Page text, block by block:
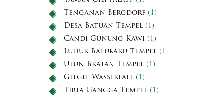
Tenganan Bergdorf (1)
Desa Batuan Tempel (1)
Candi Gunung Kawi (1)
Luhur Batukaru Tempel (1)
Ulun Bratan Tempel (1)
Gitgit Wasserfall (1)
Tirta Gangga Tempel (1)